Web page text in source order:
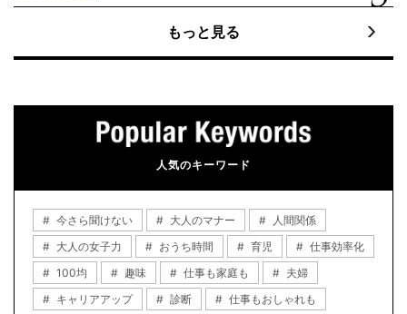
もっと見る
人気のキーワード
今さら聞けない 大人のマナー
人間関係
大人の女子力
おうち時間 育児
仕事効率化
100均
趣味 仕事も家庭も
夫婦
キャリアアップ
診断
仕事もおしゃれも